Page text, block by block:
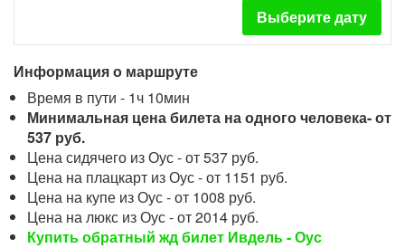
Выберите дату
Информация о маршруте
Время в пути - 1ч 10мин
Минимальная цена билета на одного человека- от
537 руб.
Цена сидячего из Оус - от 537 руб.
Цена на плацкарт из Оус - от 1151 руб.
Цена на купе из Оус - от 1008 руб.
Цена на люкс из Оус - от 2014 руб.
Купить обратный жд билет Ивдель - Оус